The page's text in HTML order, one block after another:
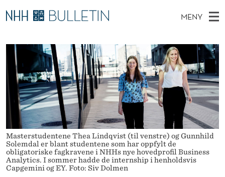
M
E
S
MENY
O
V
E
D
M
E
N
Y
Ø
T
Stipendiater og nye forskerprofiler
Disputaser
Ekspertutvalg
Om Bulletin
Masterstudentene Thea Lindqvist (til venstre) og Gunnhild
Solemdal er blant studentene som har oppfylt de
obligatoriske fagkravene i NHHs nye hovedprofil Business
Analytics. I sommer hadde de internship i henholdsvis
Capgemini og EY. Foto: Siv Dolmen